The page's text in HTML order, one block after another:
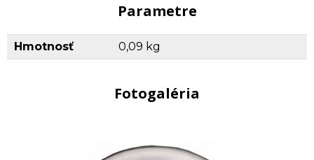
Parametre
Hmotnosť 0,09 kg
Fotogaléria